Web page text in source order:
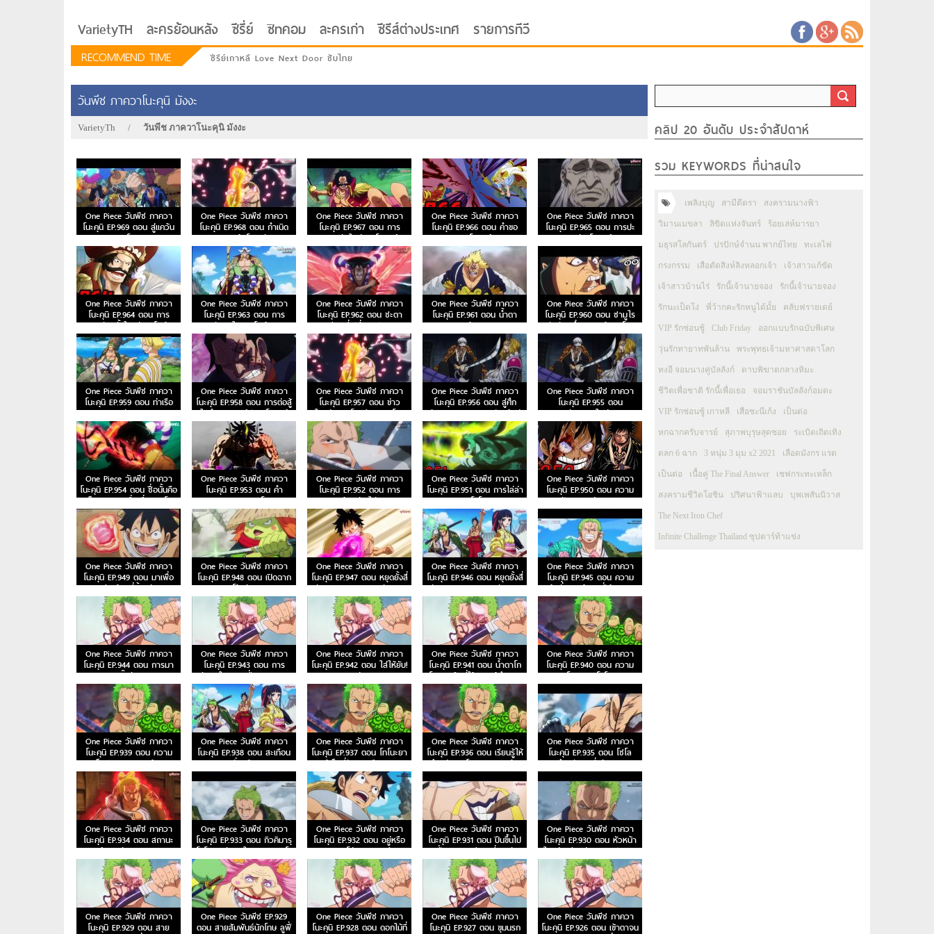
VarietyTH ละครย้อนหลัง ซีรี่ย์ ซิทคอม ละครเก่า ซีรีส์ต่างประเทศ รายการทีวี
RECOMMEND TIME ซีรีย์เกาหลี Love Next Door ซับไทย
รักอยู่ประตูถัดไป
วันพีช ภาควาโนะคุนิ มังงะ
VarietyTh / วันพีช ภาควาโนะคุนิ มังงะ
One Piece วันพีซ ภาควา
โนะคุนิ EP.969 ตอน สู่แคว้น
วาโนะ!
One Piece วันพีซ ภาควา
โนะคุนิ EP.968 ตอน กำเนิด
ราชาแห้งโจรสลัด
One Piece วันพีซ ภาควา
โนะคุนิ EP.967 ตอน การ
ผจญภัยใหม่ของโรเจอร์
One Piece วันพีซ ภาควา
โนะคุนิ EP.966 ตอน คำขอ
ของโรเจอร์!
One Piece วันพีซ ภาควา
โนะคุนิ EP.965 ตอน การปะ
ดาบระหว่างโรเจอร์! และ
หนวดขาว!
One Piece วันพีซ ภาควา
โนะคุนิ EP.964 ตอน การ
ผจญภัยครั้งใหญ่ของโอเด้ง!
One Piece วันพีซ ภาควา
โนะคุนิ EP.963 ตอน การ
ตัดสินใจของโอเด้ง!
One Piece วันพีซ ภาควา
โนะคุนิ EP.962 ตอน ชะตา
ชีวิตที่เปลี่ยนแปลง
One Piece วันพีซ ภาควา
โนะคุนิ EP.961 ตอน น้ำตา
ของผู้ติดตาม
One Piece วันพีซ ภาควา
โนะคุนิ EP.960 ตอน ซามูไร
อันดับหนึ่งของแคว้นวาโนะ
One Piece วันพีซ ภาควา
โนะคุนิ EP.959 ตอน ท่าเรือ
จุดนัดพบ
One Piece วันพีซ ภาควา
โนะคุนิ EP.958 ตอน การต่อสู้
ในตำนาน การ์ปและโรเจอร์
One Piece วันพีซ ภาควา
โนะคุนิ EP.957 ตอน ข่าว
ใหญ่! การโจมตี 7 เทพโจร
สลัด
One Piece วันพีซ ภาควา
โนะคุนิ EP.956 ตอน สู่ศึก
ตัดสิน! พวกหมวกฟางเข้าสู่
การต่อสู้
One Piece วันพีซ ภาควา
โนะคุนิ EP.955 ตอน
พันธมิตรใหม่!?
One Piece วันพีซ ภาควา
โนะคุนิ EP.954 ตอน ชื่อนั้นคือ
เอ็นมะ! ดาบเลื่องชื่อของโอ
เด้ง!
One Piece วันพีซ ภาควา
โนะคุนิ EP.953 ตอน คำ
สารภาพของฮิโยริ!
One Piece วันพีซ ภาควา
โนะคุนิ EP.952 ตอน การ
เผชิญหน้าอย่างไม่คาดคิด!
One Piece วันพีซ ภาควา
โนะคุนิ EP.951 ตอน การไล่ล่า
ของโอโรจิ!
One Piece วันพีซ ภาควา
โนะคุนิ EP.950 ตอน ความ
ฝันของเหล่าทหาร!
One Piece วันพีซ ภาควา
โนะคุนิ EP.949 ตอน มาเพื่อ
ชนะ! เสียงร้องที่สิ้นหวังของลู
ฟี่
One Piece วันพีซ ภาควา
โนะคุนิ EP.948 ตอน เปิดฉาก
โต้กลับ!
One Piece วันพีซ ภาควา
โนะคุนิ EP.947 ตอน หยุดยั้งสี่
จักรพรรดิ! แผนการลับของ
ควีน
One Piece วันพีซ ภาควา
โนะคุนิ EP.946 ตอน หยุดยั้งสี่
จักรพรรดิ! แผนการลับของ
ควีน
One Piece วันพีซ ภาควา
โนะคุนิ EP.945 ตอน ความ
แค้นถั่วแดงต้ม ลูฟี่เข้าตาจน
One Piece วันพีซ ภาควา
โนะคุนิ EP.944 ตอน การมา
ของพายุ! บิ๊กมัมอาละวาด!
One Piece วันพีซ ภาควา
โนะคุนิ EP.943 ตอน การ
ตัดสินใจของลูฟี่ ทลายการ
แข่งซูโม่นรก!
One Piece วันพีซ ภาควา
โนะคุนิ EP.942 ตอน ใส่ให้ยับ!
ความวุ่นวาย!
One Piece วันพีซ ภาควา
โนะคุนิ EP.941 ตอน น้ำตาโก
โกะ ลูกปืนที่ไร้ความรู้สึกของ
โอโรจิ!
One Piece วันพีซ ภาควา
โนะคุนิ EP.940 ตอน ความ
โกรธของโซโล!
One Piece วันพีซ ภาควา
โนะคุนิ EP.939 ตอน ความ
เจ็บปวดของพวกพ้อง
One Piece วันพีช ภาควา
โนะคุนิ EP.938 ตอน สะเทือน
ทั่วหล้า
One Piece วันพีช ภาควา
โนะคุนิ EP.937 ตอน โทโนะยา
สุ ผู้เป็นที่รักของเมืองเอบิสุ!
One Piece วันพีช ภาควา
โนะคุนิ EP.936 ตอน เรียนรู้ให้
ถึงแก่น ริวโอฮาคิของแคว้น
วาโนะ!
One Piece วันพีช ภาควา
โนะคุนิ EP.935 ตอน โซโล
ตะลึง! ตัวตนที่แท้จริงของ
หญิงสาวผู้เลอโฉม
One Piece วันพีช ภาควา
โนะคุนิ EP.934 ตอน สถานะ
การณ์พลิกผัน วิชาดาบสาม
ข้ามเงื้อมมือมัจจุราช!
One Piece วันพีช ภาควา
โนะคุนิ EP.933 ตอน กิวคิมารุ
โซโลการตัดสินใจบนสะพานโอ
อิฮางิ
One Piece วันพีช ภาควา
โนะคุนิ EP.932 ตอน อยู่หรือ
ตาย ซูโม่นรกของควีน
One Piece วันพีช ภาควา
โนะคุนิ EP.931 ตอน ปีนขึ้นไป
ลูฟี่และการหนีตายที่เดิมพัน
ด้วยชีวิต!
One Piece วันพีช ภาควา
โนะคุนิ EP.930 ตอน หัวหน้า
ใหญ่ ควีนแห่งหายนะปรากฏ
ตัว
One Piece วันพีช ภาควา
โนะคุนิ EP.929 ตอน สาย
One Piece วันพีช EP.929
ตอน สายสัมพันธ์นักโทษ ลูฟี่
One Piece วันพีช ภาควา
โนะคุนิ EP.928 ตอน ดอกไม้ที่
One Piece วันพีช ภาควา
โนะคุนิ EP.927 ตอน ขุมนรก
One Piece วันพีช ภาควา
โนะคุนิ EP.926 ตอน เข้าตาจน
คลิป 20 อันดับ ประจำสัปดาห์
รวม KEYWORDS ที่น่าสนใจ
เพลิงบุญ สามีตีตรา สงครามนางฟ้า
วิมานเมขลา ลิขิตแห่งจันทร์ ร้อยเล่ห์มารยา
มธุรสโลกันตร์ ปรปักษ์จำนน พากย์ไทย ทะเลไฟ
กรงกรรม เสือตัดสิงห์ลิงหลอกเจ้า เจ้าสาวแก้ขัด
เจ้าสาวบ้านไร่ รักนี้เจ้านายจอง รักนี้เจ้านายจอง
รักนะเป็ดโง่ พี่ว้ากคะรักหนูได้มั้ย คลับฟรายเดย์
VIP รักซ่อนชู้ Club Friday ออกแบบรักฉบับพิเศษ
วุ่นรักทายาทพันล้าน พระพุทธเจ้ามหาศาสดาโลก
ทงอี จอมนางคู่บัลลังก์ ดาบพิฆาตกลางหิมะ
ชีวิตเพื่อชาติ รักนี้เพื่อเธอ จอมราชันบัลลังก์อมตะ
VIP รักซ่อนชู้ เกาหลี เสือชะนีเก้ง เป็นต่อ
หกฉากครับจารย์ สุภาพบุรุษสุดซอย ระเบิดเถิดเทิง
ตลก 6 ฉาก 3 หนุ่ม 3 มุม x2 2021 เลือดมังกร แรด
เป็นต่อ เนื้อคู่ The Final Answer เชฟกระทะเหล็ก
สงครามชีวิตโอชิน ปริศนาฟ้าแลบ บุพเพสันนิวาส
The Next Iron Chef
Infinite Challenge Thailand ซุปตาร์ท้าแข่ง